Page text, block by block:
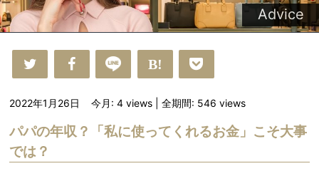
Advice
2022年1月26日 今月: 4views | 全期間: 546views
パパの年収？「私に使ってくれるお金」こそ大事
では？